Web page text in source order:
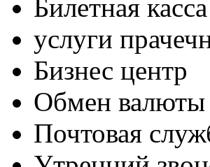
Билетная касса
услуги
Бизнес центр
Обмен валюты
Почтовая